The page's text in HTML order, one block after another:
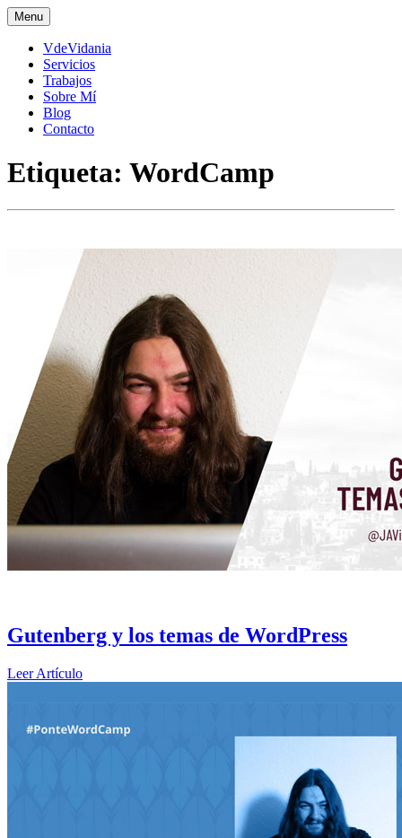
Skip
to
content
Menu
VdeVidania
Servicios
Trabajos
Sobre Mí
Blog
Contacto
Etiqueta: WordCamp
Gutenberg y los temas de WordPress
Leer Artículo